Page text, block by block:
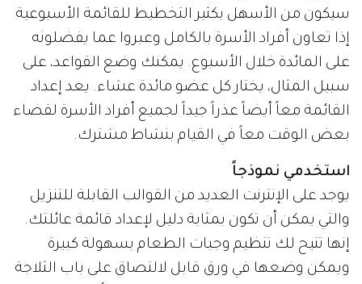
سيكون من الأسهل بكثير التخطيط للقائمة الأسبوعية
إذا تعاون أفراد الأسرة بالكامل وعبروا عما يفضلونه
على المائدة خلال الأسبوع. يمكنك وضع القواعد، على
سبيل المثال، يختار كل عضو مائدة عشاء. يعد إعداد
القائمة معاً أيضاً عذراً جيداً لجميع أفراد الأسرة لقضاء
بعض الوقت معاً في القيام بنشاط مشترك.
استخدمي نموذجاً
يوجد على الإنترنت العديد من القوالب القابلة للتنزيل
والتي يمكن أن تكون بمثابة دليل لإعداد قائمة عائلتك.
إنها تتيح لك تنظيم وجبات الطعام بسهولة كبيرة
ويمكن وضعها في ورق قابل لالتصاق على باب الثلاجة